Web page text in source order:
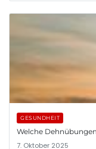
GESUNDHEIT
Welche
7. Oktober 2025